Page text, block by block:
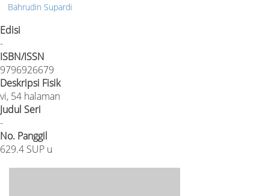
Bahrudin Supardi
Edisi
-
ISBN/ISSN
9796926679
Deskripsi Fisik
vi, 54 halaman
Judul Seri
-
No. Panggil
629.4 SUP u